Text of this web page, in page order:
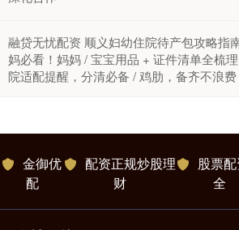
融贷无忧配资 顺义妇幼住院待产包攻略指
妈必看！妈妈 / 宝宝用品 + 证件清单全梳
院适配提醒，分清必备 / 鸡肋，备齐不浪费
金御优
配
配资正规炒股理
财
股票
全